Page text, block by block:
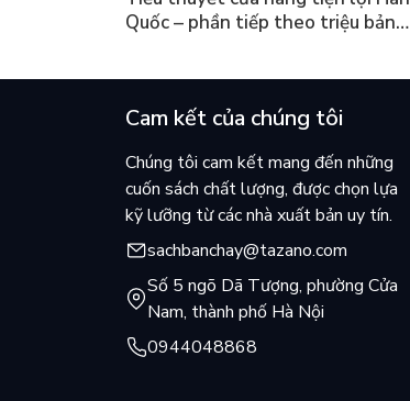
Quốc – phần tiếp theo triệu bản
Cam kết của chúng tôi
Chúng tôi cam kết mang đến những
cuốn sách chất lượng, được chọn lựa
kỹ lưỡng từ các nhà xuất bản uy tín.
sachbanchay@tazano.com
Số 5 ngõ Dã Tượng, phường Cửa
Nam, thành phố Hà Nội
0944048868